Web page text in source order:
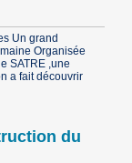
Un grand
Organisée
SATRE ,une
a fait découvrir
du